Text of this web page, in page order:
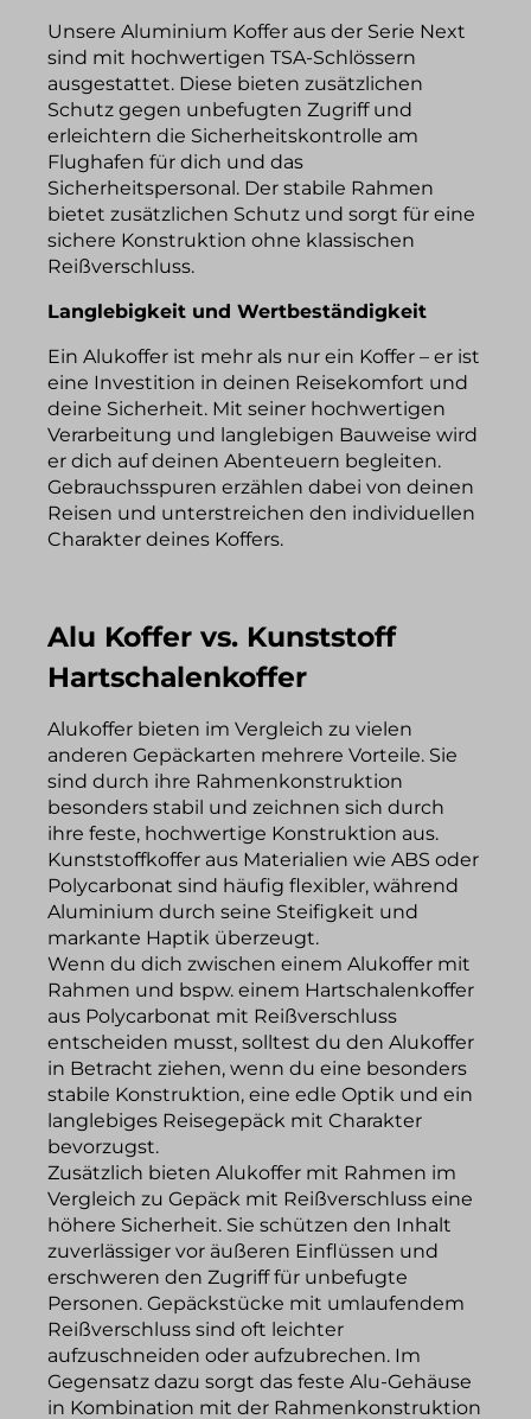
Unsere Aluminium Koffer aus der Serie Next
sind mit hochwertigen TSA-Schlössern
ausgestattet. Diese bieten zusätzlichen
Schutz gegen unbefugten Zugriff und
erleichtern die Sicherheitskontrolle am
Flughafen für dich und das
Sicherheitspersonal. Der stabile Rahmen
bietet zusätzlichen Schutz und sorgt für eine
sichere Konstruktion ohne klassischen
Reißverschluss.
Langlebigkeit und Wertbeständigkeit
Ein Alukoffer ist mehr als nur ein Koffer – er ist
eine Investition in deinen Reisekomfort und
deine Sicherheit. Mit seiner hochwertigen
Verarbeitung und langlebigen Bauweise wird
er dich auf deinen Abenteuern begleiten.
Gebrauchsspuren erzählen dabei von deinen
Reisen und unterstreichen den individuellen
Charakter deines Koffers.
Alu Koffer vs. Kunststoff
Hartschalenkoffer
Alukoffer bieten im Vergleich zu vielen
anderen Gepäckarten mehrere Vorteile. Sie
sind durch ihre Rahmenkonstruktion
besonders stabil und zeichnen sich durch
ihre feste, hochwertige Konstruktion aus.
Kunststoffkoffer aus Materialien wie ABS oder
Polycarbonat sind häufig flexibler, während
Aluminium durch seine Steifigkeit und
markante Haptik überzeugt.
Wenn du dich zwischen einem Alukoffer mit
Rahmen und bspw. einem Hartschalenkoffer
aus Polycarbonat mit Reißverschluss
entscheiden musst, solltest du den Alukoffer
in Betracht ziehen, wenn du eine besonders
stabile Konstruktion, eine edle Optik und ein
langlebiges Reisegepäck mit Charakter
bevorzugst.
Zusätzlich bieten Alukoffer mit Rahmen im
Vergleich zu Gepäck mit Reißverschluss eine
höhere Sicherheit. Sie schützen den Inhalt
zuverlässiger vor äußeren Einflüssen und
erschweren den Zugriff für unbefugte
Personen. Gepäckstücke mit umlaufendem
Reißverschluss sind oft leichter
aufzuschneiden oder aufzubrechen. Im
Gegensatz dazu sorgt das feste Alu-Gehäuse
in Kombination mit der Rahmenkonstruktion